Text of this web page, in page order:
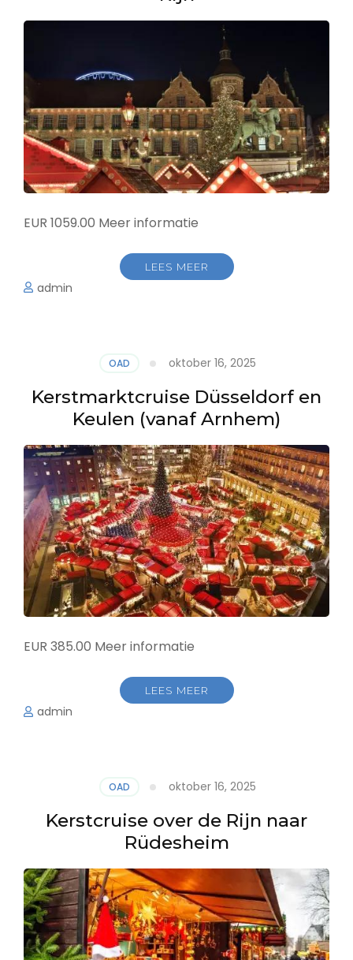
EUR 1059.00 Meer informatie
LEES MEER
admin
OAD oktober 16, 2025
Kerstmarktcruise Düsseldorf en
Keulen (vanaf Arnhem)
EUR 385.00 Meer informatie
LEES MEER
admin
OAD oktober 16, 2025
Kerstcruise over de Rijn naar
Rüdesheim